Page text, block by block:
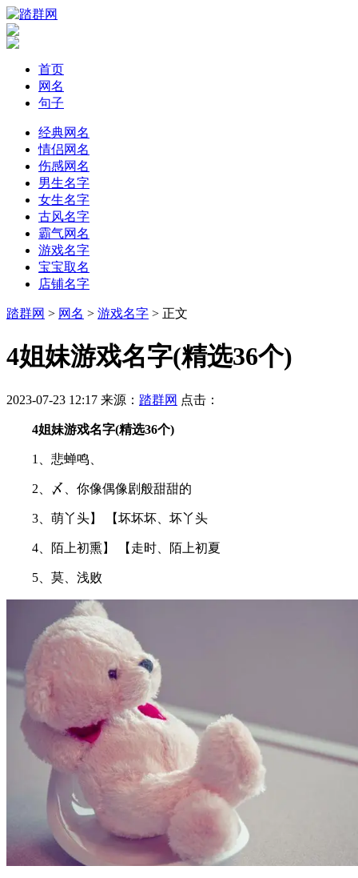
首页
网名
句子
经典网名
情侣网名
伤感网名
男生名字
女生名字
古风名字
霸气网名
游戏名字
宝宝取名
店铺名字
踏群网 > 网名 > 游戏名字 > 正文
​4姐妹游戏名字(精选36个)
2023-07-23 12:17 来源： 踏群网 点击：
4姐妹游戏名字(精选36个)
1、悲蝉鸣、
2、〆、你像偶像剧般甜甜的
3、萌丫头】 【坏坏坏、坏丫头
4、陌上初熏】 【走时、陌上初夏
5、莫、浅败